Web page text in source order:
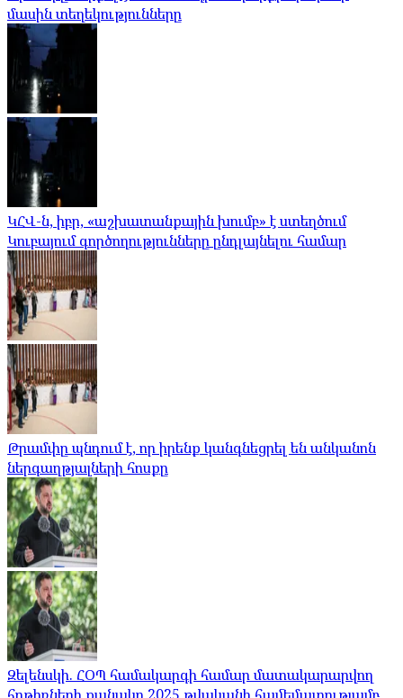
մասին տեղեկությունները
ԿՀՎ-ն, իբր, «աշխատանքային խումբ» է ստեղծում
Կուբայում գործողությունները ընդլայնելու համար
Թրամփը պնդում է, որ իրենք կանգնեցրել են անկանոն
ներգաղթյալների հոսքը
Զելենսկի. ՀՕՊ համակարգի համար մատակարարվող